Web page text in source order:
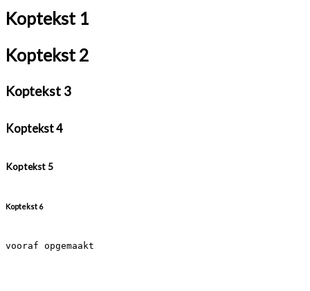
Koptekst 1
Koptekst 2
Koptekst 3
Koptekst 4
Koptekst 5
Koptekst 6
vooraf opgemaakt